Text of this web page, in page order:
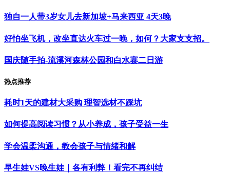
独自一人带3岁女儿去新加坡+马来西亚 4天3晚
好怕坐飞机，改坐直达火车过一晚，如何？大家支支招。
国庆随手拍-流溪河森林公园和白水寨二日游
热点推荐
耗时1天的建材大采购 理智选材不踩坑
如何提高阅读习惯？从小养成，孩子受益一生
学会温柔沟通，教会孩子与情绪和解
早生娃VS晚生娃｜各有利弊！看完不再纠结